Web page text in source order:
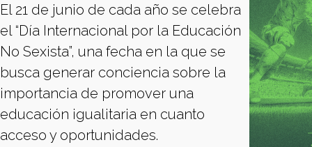
El 21 de junio de cada año se celebra
el “Día Internacional por la Educación
No Sexista”, una fecha en la que se
busca generar conciencia sobre la
importancia de promover una
educación igualitaria en cuanto
acceso y oportunidades.